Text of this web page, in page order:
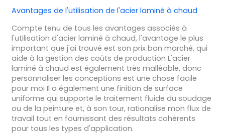
Avantages de l'utilisation de l'acier laminé à chaud
Compte tenu de tous les avantages associés à
l'utilisation d'acier laminé à chaud, l'avantage le plus
important que j'ai trouvé est son prix bon marché, qui
aide à la gestion des coûts de production L'acier
laminé à chaud est également très malléable, donc
personnaliser les conceptions est une chose facile
pour moi Il a également une finition de surface
uniforme qui supporte le traitement fluide du soudage
ou de la peinture et, à son tour, rationalise mon flux de
travail tout en fournissant des résultats cohérents
pour tous les types d'application.